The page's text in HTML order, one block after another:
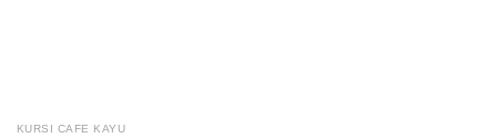
KURSI CAFE KAYU